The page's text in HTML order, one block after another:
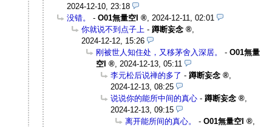
2024-12-10, 23:18
没错。
- O01無量空I
2024-12-11, 02:01
你就说不到点子上 - 蹲断妄念
2024-12-12, 15:26
刚被世人知住处，又移茅舍入深居。
- O01無量
空I
2024-12-13, 05:11
李元松后说禅的多了 - 蹲断妄念
2024-12-13, 08:25
说说你的能所中间的真心 - 蹲断妄念
2024-12-13, 09:15
离开能所间的真心。
- O01無量空I